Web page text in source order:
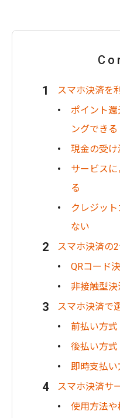
スマホ決済を
ポイント
ングできる
現金の受
サービス
る
クレジッ
ない
スマホ決済の
QRコード
非接触型決
スマホ決済で
前払い方式
後払い方式
即時支払い
スマホ決済サ
使用方法や